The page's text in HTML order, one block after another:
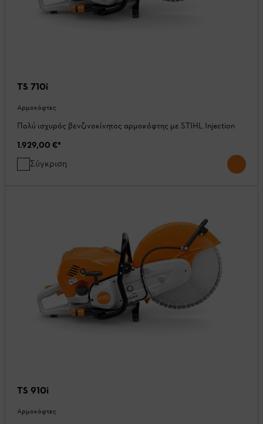
TS 710i
Αρμοκόφτες
Πολύ ισχυρός βενζινοκίνητος αρμοκόφτης με STIHL Injection
1.929,00 €*
Σύγκριση
TS 910i
Αρμοκόφτες